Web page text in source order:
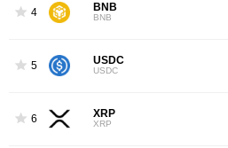
4 BNB
BNB
5 USDC
USDC
6 XRP
XRP